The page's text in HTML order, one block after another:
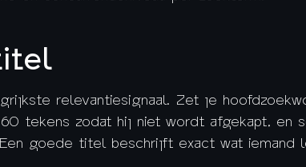
relevantiesignaal. Zet je
tekens zodat hij niet wordt afgekapt, en
goede titel beschrijft exact wat